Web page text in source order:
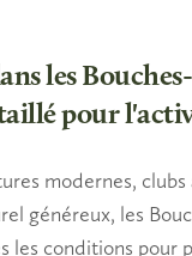
les
pour
modernes,
généreux, les
les conditions pour